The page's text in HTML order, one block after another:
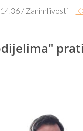
/ Zanimljivosti